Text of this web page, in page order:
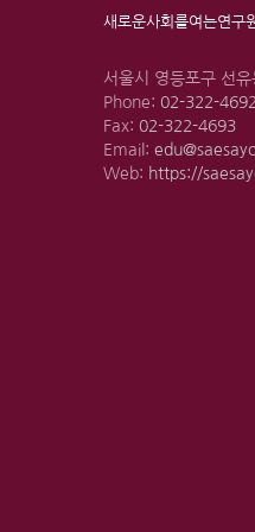
새로운사회를여는연구
서울시 영등포구 선
Phone: 02-322-4692
Fax: 02-322-4693
Email:
Web: https://